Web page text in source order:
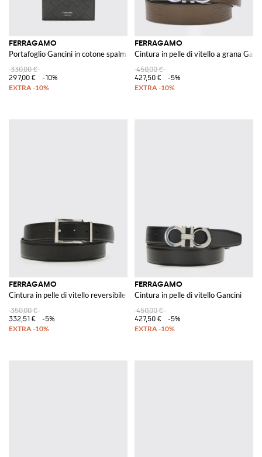
FERRAGAMO
Portafoglio Gancini in cotone spalmato saffiano con logo
330,00 €
297,00 €
-10%
FERRAGAMO
Cintura in pelle di vitello a grana
450,00 €
427,50 €
-5%
FERRAGAMO
Cintura in pelle di vitello reversibile
350,00 €
332,51 €
-5%
FERRAGAMO
Cintura in pelle di vitello Gancini
450,00 €
427,50 €
-5%